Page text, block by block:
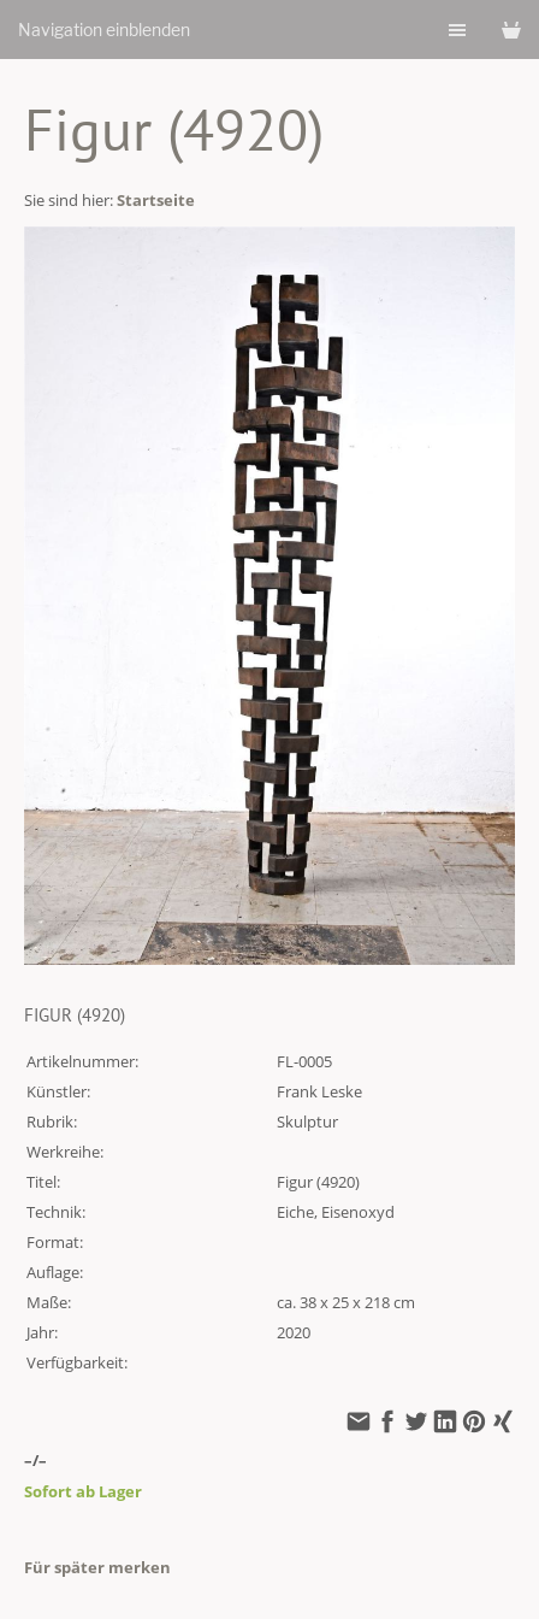
Navigation einblenden
Figur (4920)
Sie sind hier:Startseite
FIGUR (4920)
Artikelnummer:
FL-0005
Künstler:
Frank Leske
Rubrik:
Skulptur
Werkreihe:
Titel:
Figur (4920)
Technik:
Eiche, Eisenoxyd
Format:
Auflage:
Maße:
ca. 38 x 25 x 218 cm
Jahr:
2020
Verfügbarkeit:
–/–
Sofort ab Lager
Für später merken